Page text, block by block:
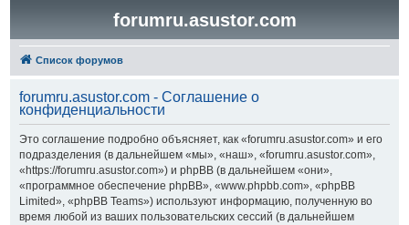
forumru.asustor.com
Список форумов
forumru.asustor.com - Соглашение о
конфиденциальности
Это соглашение подробно объясняет, как «forumru.asustor.com» и его
подразделения (в дальнейшем «мы», «наш», «forumru.asustor.com»,
«https://forumru.asustor.com») и phpBB (в дальнейшем «они»,
«программное обеспечение phpBB», «www.phpbb.com», «phpBB
Limited», «phpBB Teams») используют информацию, полученную во
время любой из ваших пользовательских сессий (в дальнейшем